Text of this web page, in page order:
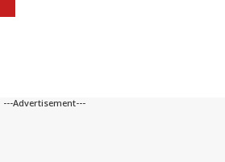
---Advertisement---